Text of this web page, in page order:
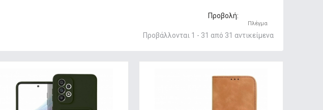
Προβολή:
Πλέγμα
Προβάλλονται 1 - 31 από 31 αντικείμενα